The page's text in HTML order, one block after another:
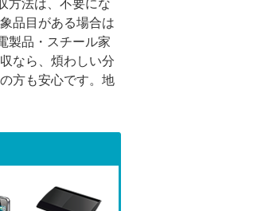
品目がある場合は
製品・スチール家
なら、煩わしい分
方も安心です。地